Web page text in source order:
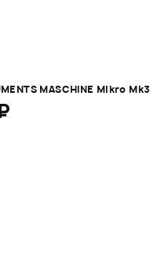
MASCHINE Mikro Mk3